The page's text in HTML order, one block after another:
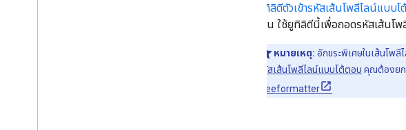
ยูทิลิตีตัวเข้ารหัสเส้นโพลีไลน์แบบ
เช่น ใช้ยูทิลิตีนี้เพื่อถอดรหัสเส้นโ
หมายเหตุ: อักขระพิเศษในเส้นโพ
รหัสเส้นโพลีไลน์แบบโต้ตอบ คุณต้องยก
Freeformatter